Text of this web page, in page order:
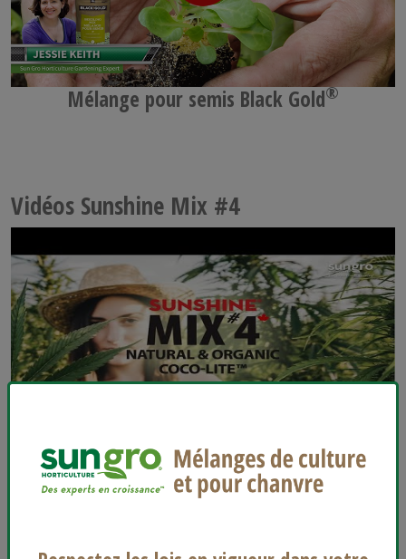
Mélange pour semis Black Gold®
Vidéos Sunshine Mix #4
Coco-LiteMCnaturelle et organique Sunshine
Mix #4